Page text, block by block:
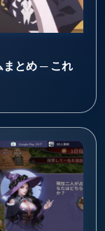
まとめ ─ これ